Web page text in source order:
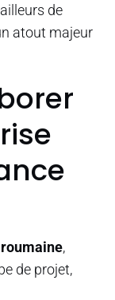
de
atout majeur
,
de projet,